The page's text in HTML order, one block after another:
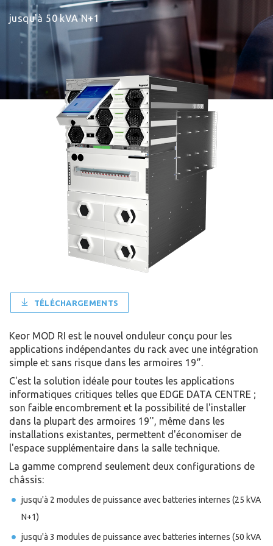
jusqu'à 50 kVA N+1
TÉLÉCHARGEMENTS
Keor MOD RI est le nouvel onduleur conçu pour les
applications indépendantes du rack avec une intégration
simple et sans risque dans les armoires 19‘’.
C'est la solution idéale pour toutes les applications
informatiques critiques telles que EDGE DATA CENTRE ;
son faible encombrement et la possibilité de l'installer
dans la plupart des armoires 19'', même dans les
installations existantes, permettent d'économiser de
l'espace supplémentaire dans la salle technique.
La gamme comprend seulement deux configurations de
châssis:
jusqu'à 2 modules de puissance avec batteries internes (25 kVA
N+1)
jusqu'à 3 modules de puissance avec batteries internes (50 kVA